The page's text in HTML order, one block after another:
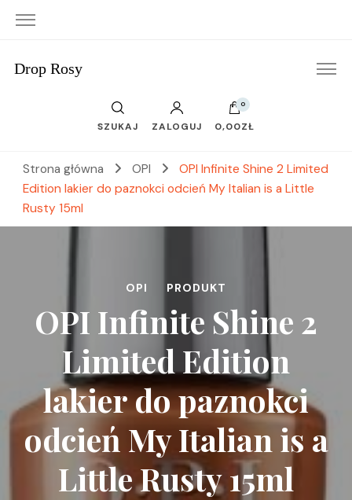
Drop Rosy
SZUKAJ ZALOGUJ
0
0,00ZŁ
Strona główna OPI
OPI Infinite Shine 2 Limited
Edition lakier do paznokci odcień My Italian is a Little
Rusty 15ml
OPI PRODUKT
OPI Infinite Shine 2
Limited Edition
lakier do paznokci
odcień My Italian is a
Little Rusty 15ml